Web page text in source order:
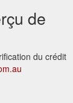
de
du crédit